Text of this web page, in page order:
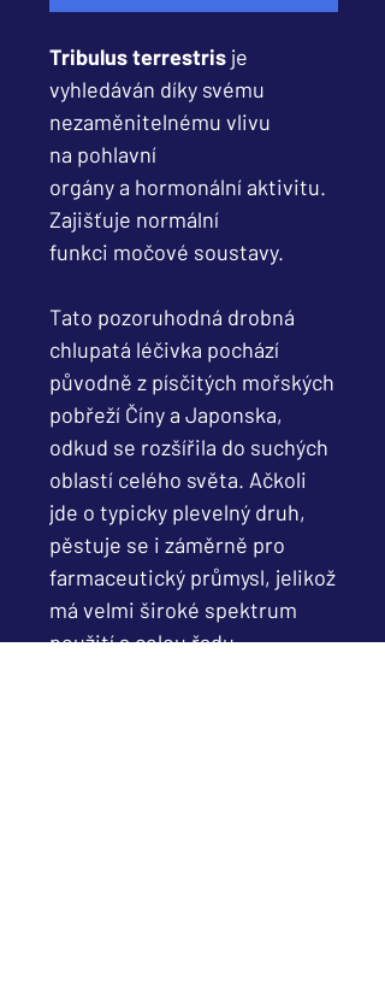
Tribulus terrestris je
vyhledáván díky svému
nezaměnitelnému vlivu
na pohlavní
orgány a hormonální aktivitu.
Zajišťuje normální
funkci močové soustavy.
Tato pozoruhodná drobná
chlupatá léčivka pochází
původně z písčitých mořských
pobřeží Číny a Japonska,
odkud se rozšířila do suchých
oblastí celého světa. Ačkoli
jde o typicky plevelný druh,
pěstuje se i záměrně pro
farmaceutický průmysl, jelikož
má velmi široké spektrum
použití a celou řadu